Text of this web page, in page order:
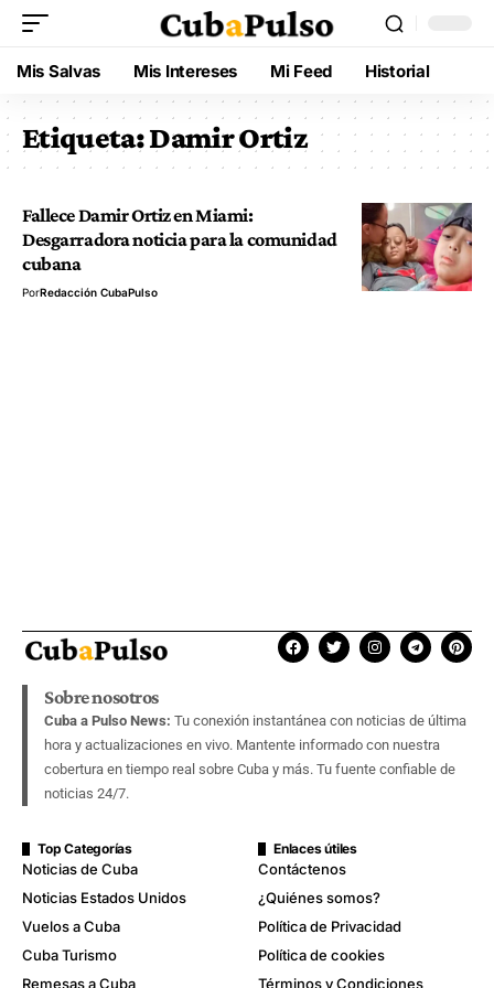
Mis Salvas Mis Intereses Mi Feed Historial
Etiqueta:Damir Ortiz
Fallece Damir Ortiz en Miami:
Desgarradora noticia para la comunidad
cubana
PorRedacción CubaPulso
Sobre nosotros
Cuba a Pulso News: Tu conexión instantánea con noticias de última
hora y actualizaciones en vivo. Mantente informado con nuestra
cobertura en tiempo real sobre Cuba y más. Tu fuente confiable de
noticias 24/7.
Top Categorías
Noticias de Cuba
Noticias Estados Unidos
Vuelos a Cuba
Cuba Turismo
Remesas a Cuba
Enlaces útiles
Contáctenos
¿Quiénes somos?
Política de Privacidad
Política de cookies
Términos y Condiciones